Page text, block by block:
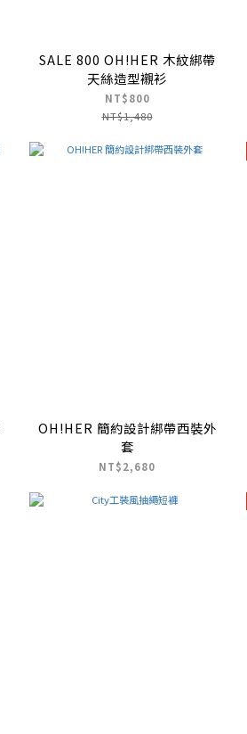
SALE 800 OH!HER 木紋綁帶
天絲造型襯衫
NT$800
NT$1,480
OH!HER 簡約設計綁帶西裝外
套
NT$2,680